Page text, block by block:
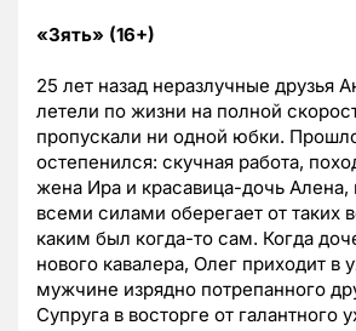
«Зять» (16+)
25 лет назад неразлучные друзья
летели по жизни на полной
пропускали ни одной юбки.
остепенился: скучная работа,
жена Ира и красавица-дочь Алена,
всеми силами оберегает от таких
каким был когда-то сам. Когда
нового кавалера, Олег приходит в
мужчине изрядно потрепанного
Супруга в восторге от галантного